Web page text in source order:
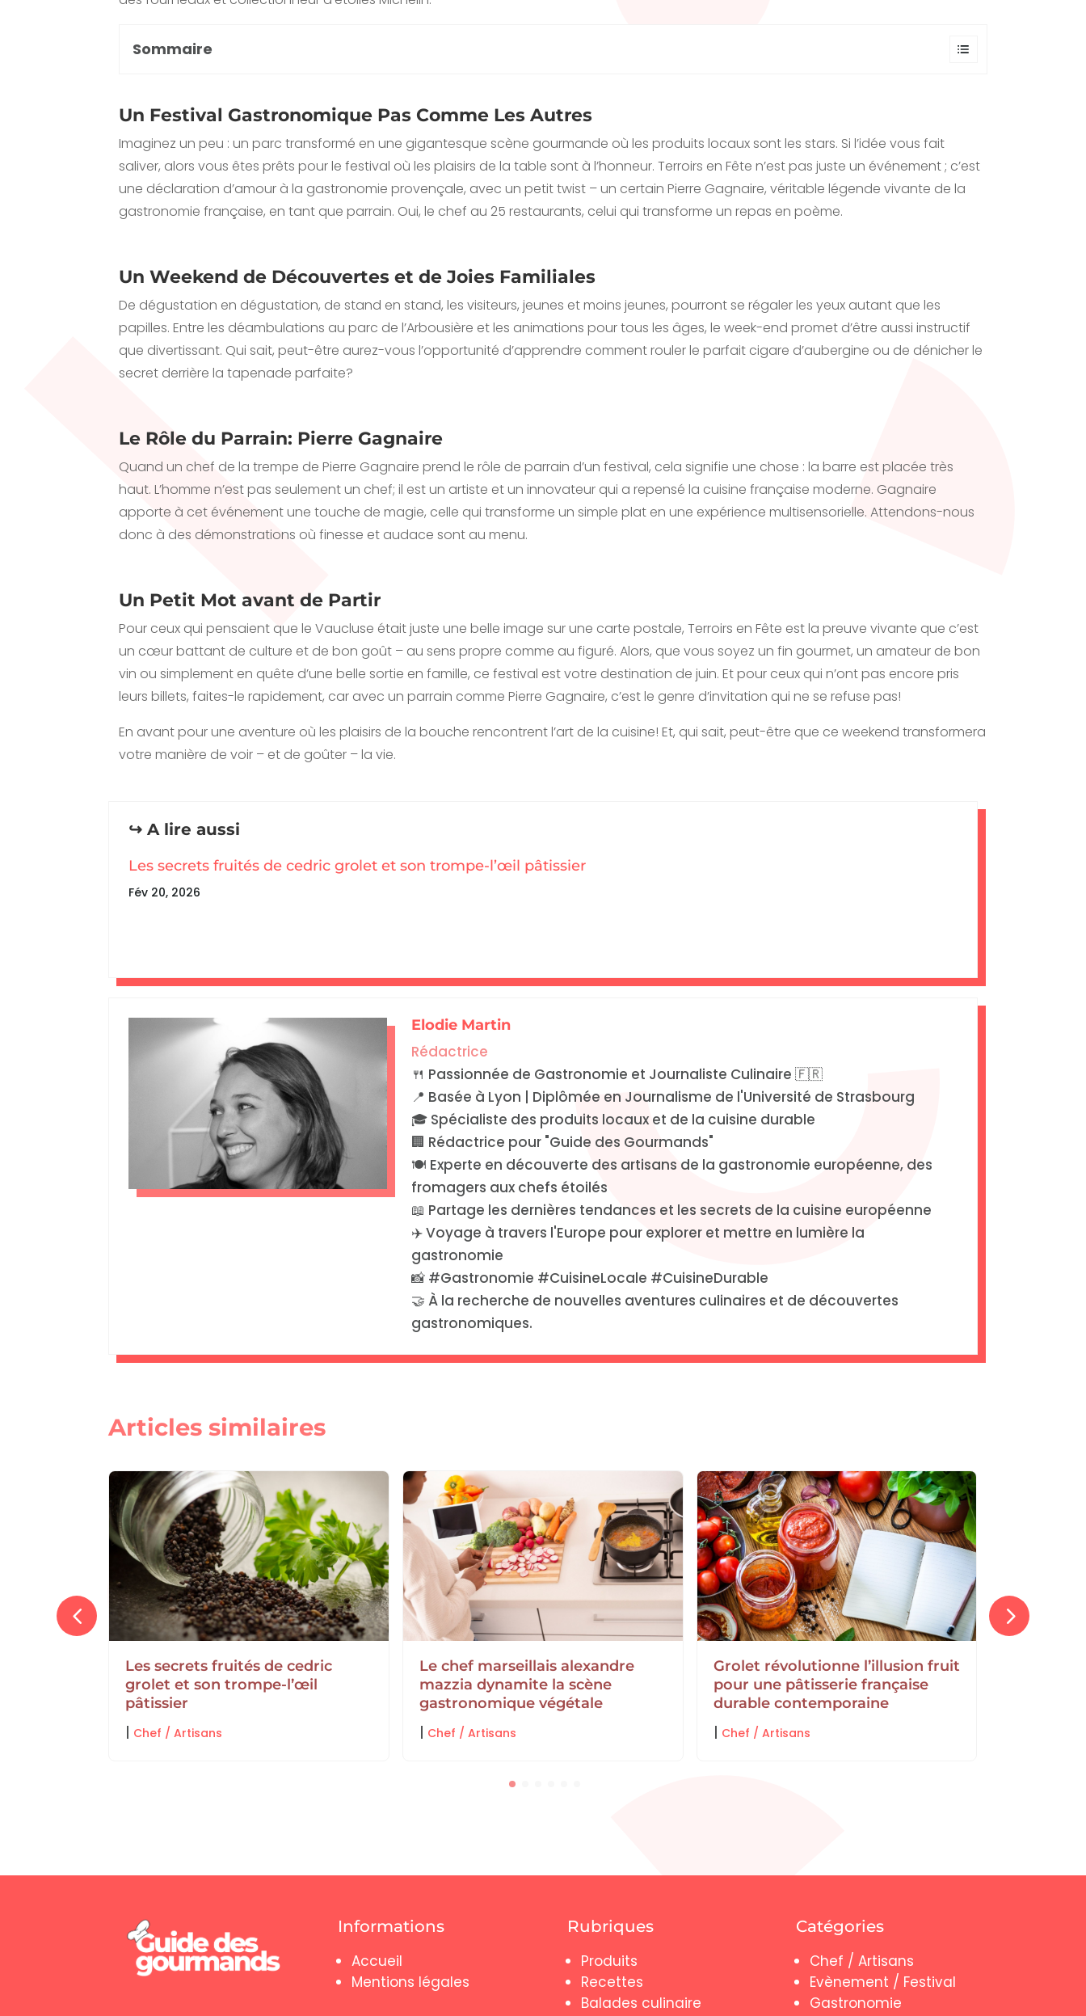
Sommaire
Un Festival Gastronomique Pas Comme Les Autres
Imaginez un peu : un parc transformé en une gigantesque scène gourmande où les produits locaux sont les stars. Si l’idée vous fait
saliver, alors vous êtes prêts pour le festival où les plaisirs de la table sont à l’honneur. Terroirs en Fête n’est pas juste un événement ; c’est
une déclaration d’amour à la gastronomie provençale, avec un petit twist – un certain Pierre Gagnaire, véritable légende vivante de la
gastronomie française, en tant que parrain. Oui, le chef au 25 restaurants, celui qui transforme un repas en poème.
Un Weekend de Découvertes et de Joies Familiales
De dégustation en dégustation, de stand en stand, les visiteurs, jeunes et moins jeunes, pourront se régaler les yeux autant que les
papilles. Entre les déambulations au parc de l’Arbousière et les animations pour tous les âges, le week-end promet d’être aussi instructif
que divertissant. Qui sait, peut-être aurez-vous l’opportunité d’apprendre comment rouler le parfait cigare d’aubergine ou de dénicher le
secret derrière la tapenade parfaite?
Le Rôle du Parrain: Pierre Gagnaire
Quand un chef de la trempe de Pierre Gagnaire prend le rôle de parrain d’un festival, cela signifie une chose : la barre est placée très
haut. L’homme n’est pas seulement un chef; il est un artiste et un innovateur qui a repensé la cuisine française moderne. Gagnaire
apporte à cet événement une touche de magie, celle qui transforme un simple plat en une expérience multisensorielle. Attendons-nous
donc à des démonstrations où finesse et audace sont au menu.
Un Petit Mot avant de Partir
Pour ceux qui pensaient que le Vaucluse était juste une belle image sur une carte postale, Terroirs en Fête est la preuve vivante que c’est
un cœur battant de culture et de bon goût – au sens propre comme au figuré. Alors, que vous soyez un fin gourmet, un amateur de bon
vin ou simplement en quête d’une belle sortie en famille, ce festival est votre destination de juin. Et pour ceux qui n’ont pas encore pris
leurs billets, faites-le rapidement, car avec un parrain comme Pierre Gagnaire, c’est le genre d’invitation qui ne se refuse pas!
En avant pour une aventure où les plaisirs de la bouche rencontrent l’art de la cuisine! Et, qui sait, peut-être que ce weekend transformera
votre manière de voir – et de goûter – la vie.
↪️ A lire aussi
Les secrets fruités de cedric grolet et son trompe-l’œil pâtissier
Fév 20, 2026
Elodie Martin
Rédactrice
🍴 Passionnée de Gastronomie et Journaliste Culinaire 🇫🇷
📍 Basée à Lyon | Diplômée en Journalisme de l'Université de Strasbourg
🎓 Spécialiste des produits locaux et de la cuisine durable
🏢 Rédactrice pour "Guide des Gourmands"
🍽️ Experte en découverte des artisans de la gastronomie européenne, des
fromagers aux chefs étoilés
📖 Partage les dernières tendances et les secrets de la cuisine européenne
✈️ Voyage à travers l'Europe pour explorer et mettre en lumière la
gastronomie
📸 #Gastronomie #CuisineLocale #CuisineDurable
🤝 À la recherche de nouvelles aventures culinaires et de découvertes
gastronomiques.
Articles similaires
Les secrets fruités de cedric
grolet et son trompe-l’œil
pâtissier
| Chef / Artisans
Le chef marseillais alexandre
mazzia dynamite la scène
gastronomique végétale
| Chef / Artisans
Grolet révolutionne l’illusion fruit
pour une pâtisserie française
durable contemporaine
| Chef / Artisans
Informations
Accueil
Mentions légales
Rubriques
Produits
Recettes
Balades culinaire
Catégories
Chef / Artisans
Evènement / Festival
Gastronomie